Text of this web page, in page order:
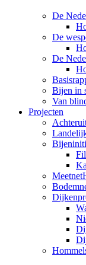
De
De
De
Bijen in
Van
Projecten